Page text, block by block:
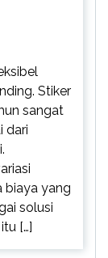
Stiker
sangat
dari
biaya yang
solusi
[…]